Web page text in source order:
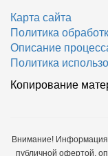
Карта сайта
Политика
Описание
Политика
Копирование
Внимание! Информация
публичной офертой,